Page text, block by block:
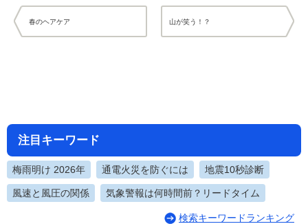
春のヘアケア 山が笑う！？
注目キーワード
梅雨明け 2026年 通電火災を防ぐには 地震10秒診断
風速と風圧の関係 気象警報は何時間前？リードタイム
検索キーワードランキング